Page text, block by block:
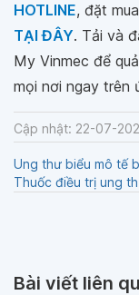
HOTLINE, đặt mua
TẠI ĐÂY. Tải và
My Vinmec để
mọi nơi ngay trên
Cập nhật: 22-07-
Ung thư biểu mô tế
Thuốc điều trị ung
Bài viết liên